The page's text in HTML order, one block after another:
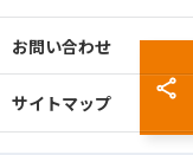
お問い合わせ
サイトマップ